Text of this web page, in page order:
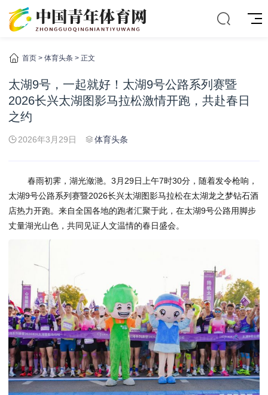
首页 > 体育头条 > 正文
太湖9号，一起就好！太湖9号公路系列赛暨
2026长兴太湖图影马拉松激情开跑，共赴春日
之约
2026年3月29日 体育头条
春雨初霁，湖光潋滟。3月29日上午7时30分，随着发令枪响，
太湖9号公路系列赛暨2026长兴太湖图影马拉松在太湖龙之梦钻石酒
店热力开跑。来自全国各地的跑者汇聚于此，在太湖9号公路用脚步
丈量湖光山色，共同见证人文温情的春日盛会。